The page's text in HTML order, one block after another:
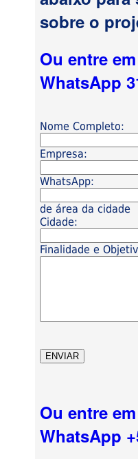
sobre o
Ou entre
WhatsApp
Nome Completo:
Empresa:
WhatsApp:
de área da cidade
Cidade:
Finalidade e
Ou entre
WhatsApp